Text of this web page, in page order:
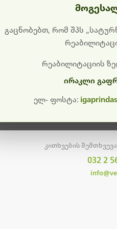
გიხდით
განახლება და
მალე ისევ ხელმისაწვდომი
მთავარ
კითხვების
032 2
გაცნობებთ, რომ შპს
რეაბილიტაციის
ირაკლი
ელ- ფოსტა: